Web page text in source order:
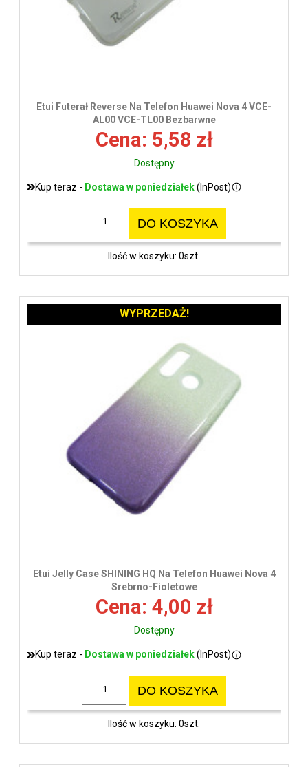
Etui Futerał Reverse Na Telefon Huawei Nova 4 VCE-
AL00 VCE-TL00 Bezbarwne
Cena: 5,58 zł
Dostępny
Kup teraz - Dostawa w poniedziałek(InPost)
DO KOSZYKA
Ilość w koszyku: 0szt.
Etui Jelly Case SHINING HQ Na Telefon Huawei Nova 4
Srebrno-Fioletowe
Cena: 4,00 zł
Dostępny
Kup teraz - Dostawa w poniedziałek(InPost)
DO KOSZYKA
Ilość w koszyku: 0szt.
WYPRZEDAŻ!